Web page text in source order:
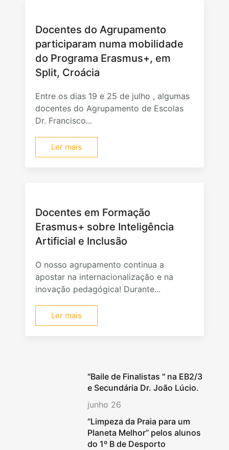
Docentes do Agrupamento
participaram numa mobilidade
do Programa Erasmus+, em
Split, Croácia
Entre os dias 19 e 25 de julho , algumas
docentes do Agrupamento de Escolas
Dr. Francisco...
Ler mais
Docentes em Formação
Erasmus+ sobre Inteligência
Artificial e Inclusão
O nosso agrupamento continua a
apostar na internacionalização e na
inovação pedagógica! Durante...
Ler mais
"Baile de Finalistas " na EB2/3
e Secundária Dr. João Lúcio.
junho 26
“Limpeza da Praia para um
Planeta Melhor” pelos alunos
do 1º B de Desporto